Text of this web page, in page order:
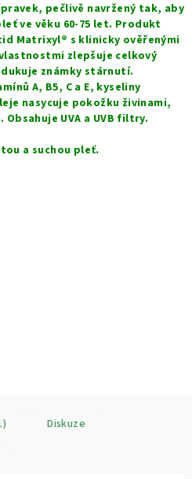
pečlivě navržený tak, aby
ve věku 60-75 let. Produkt
Matrixyl® s klinicky ověřenými
zlepšuje celkový
známky stárnutí.
A, B5, C a E, kyseliny
nasycuje pokožku živinami,
UVA a UVB filtry.
a suchou pleť.
Diskuze